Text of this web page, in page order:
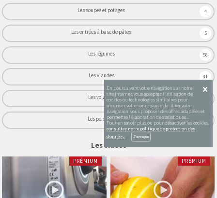
En poursuivant votre navigation sur notre
site internet, vous acceptez l’utilisation de
cookies ou technologies similaires pour
sécuriser votre connexion et faciliter votre
navigation, vous proposer des offres adaptées et
permettre l’élaboration de statistiques...
Pour en savoir plus ou pour désactiver les cookies,
consultez notre politique de protection des
données.
Les soupes et potages 4
Les entrées à base de pâtes 5
Les légumes 58
Les viandes 31
Les volailles
Les poissons
Les vidéos
PRÉMIUM PRÉMIUM